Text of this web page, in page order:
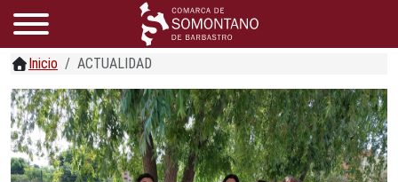
Inicio ACTUALIDAD